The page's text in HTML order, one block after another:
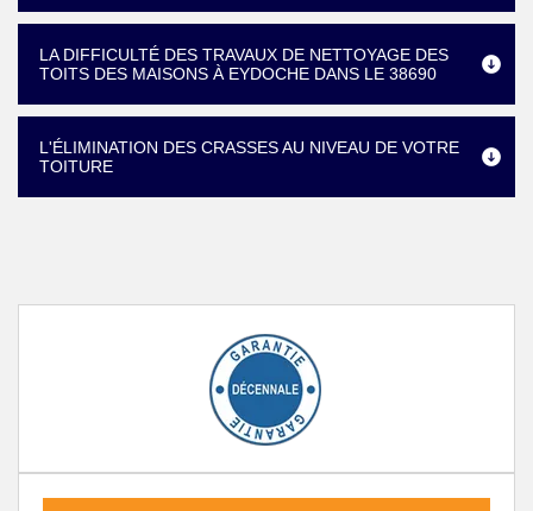
LA DIFFICULTÉ DES TRAVAUX DE NETTOYAGE DES
TOITS DES MAISONS À EYDOCHE DANS LE 38690
L'ÉLIMINATION DES CRASSES AU NIVEAU DE VOTRE
TOITURE